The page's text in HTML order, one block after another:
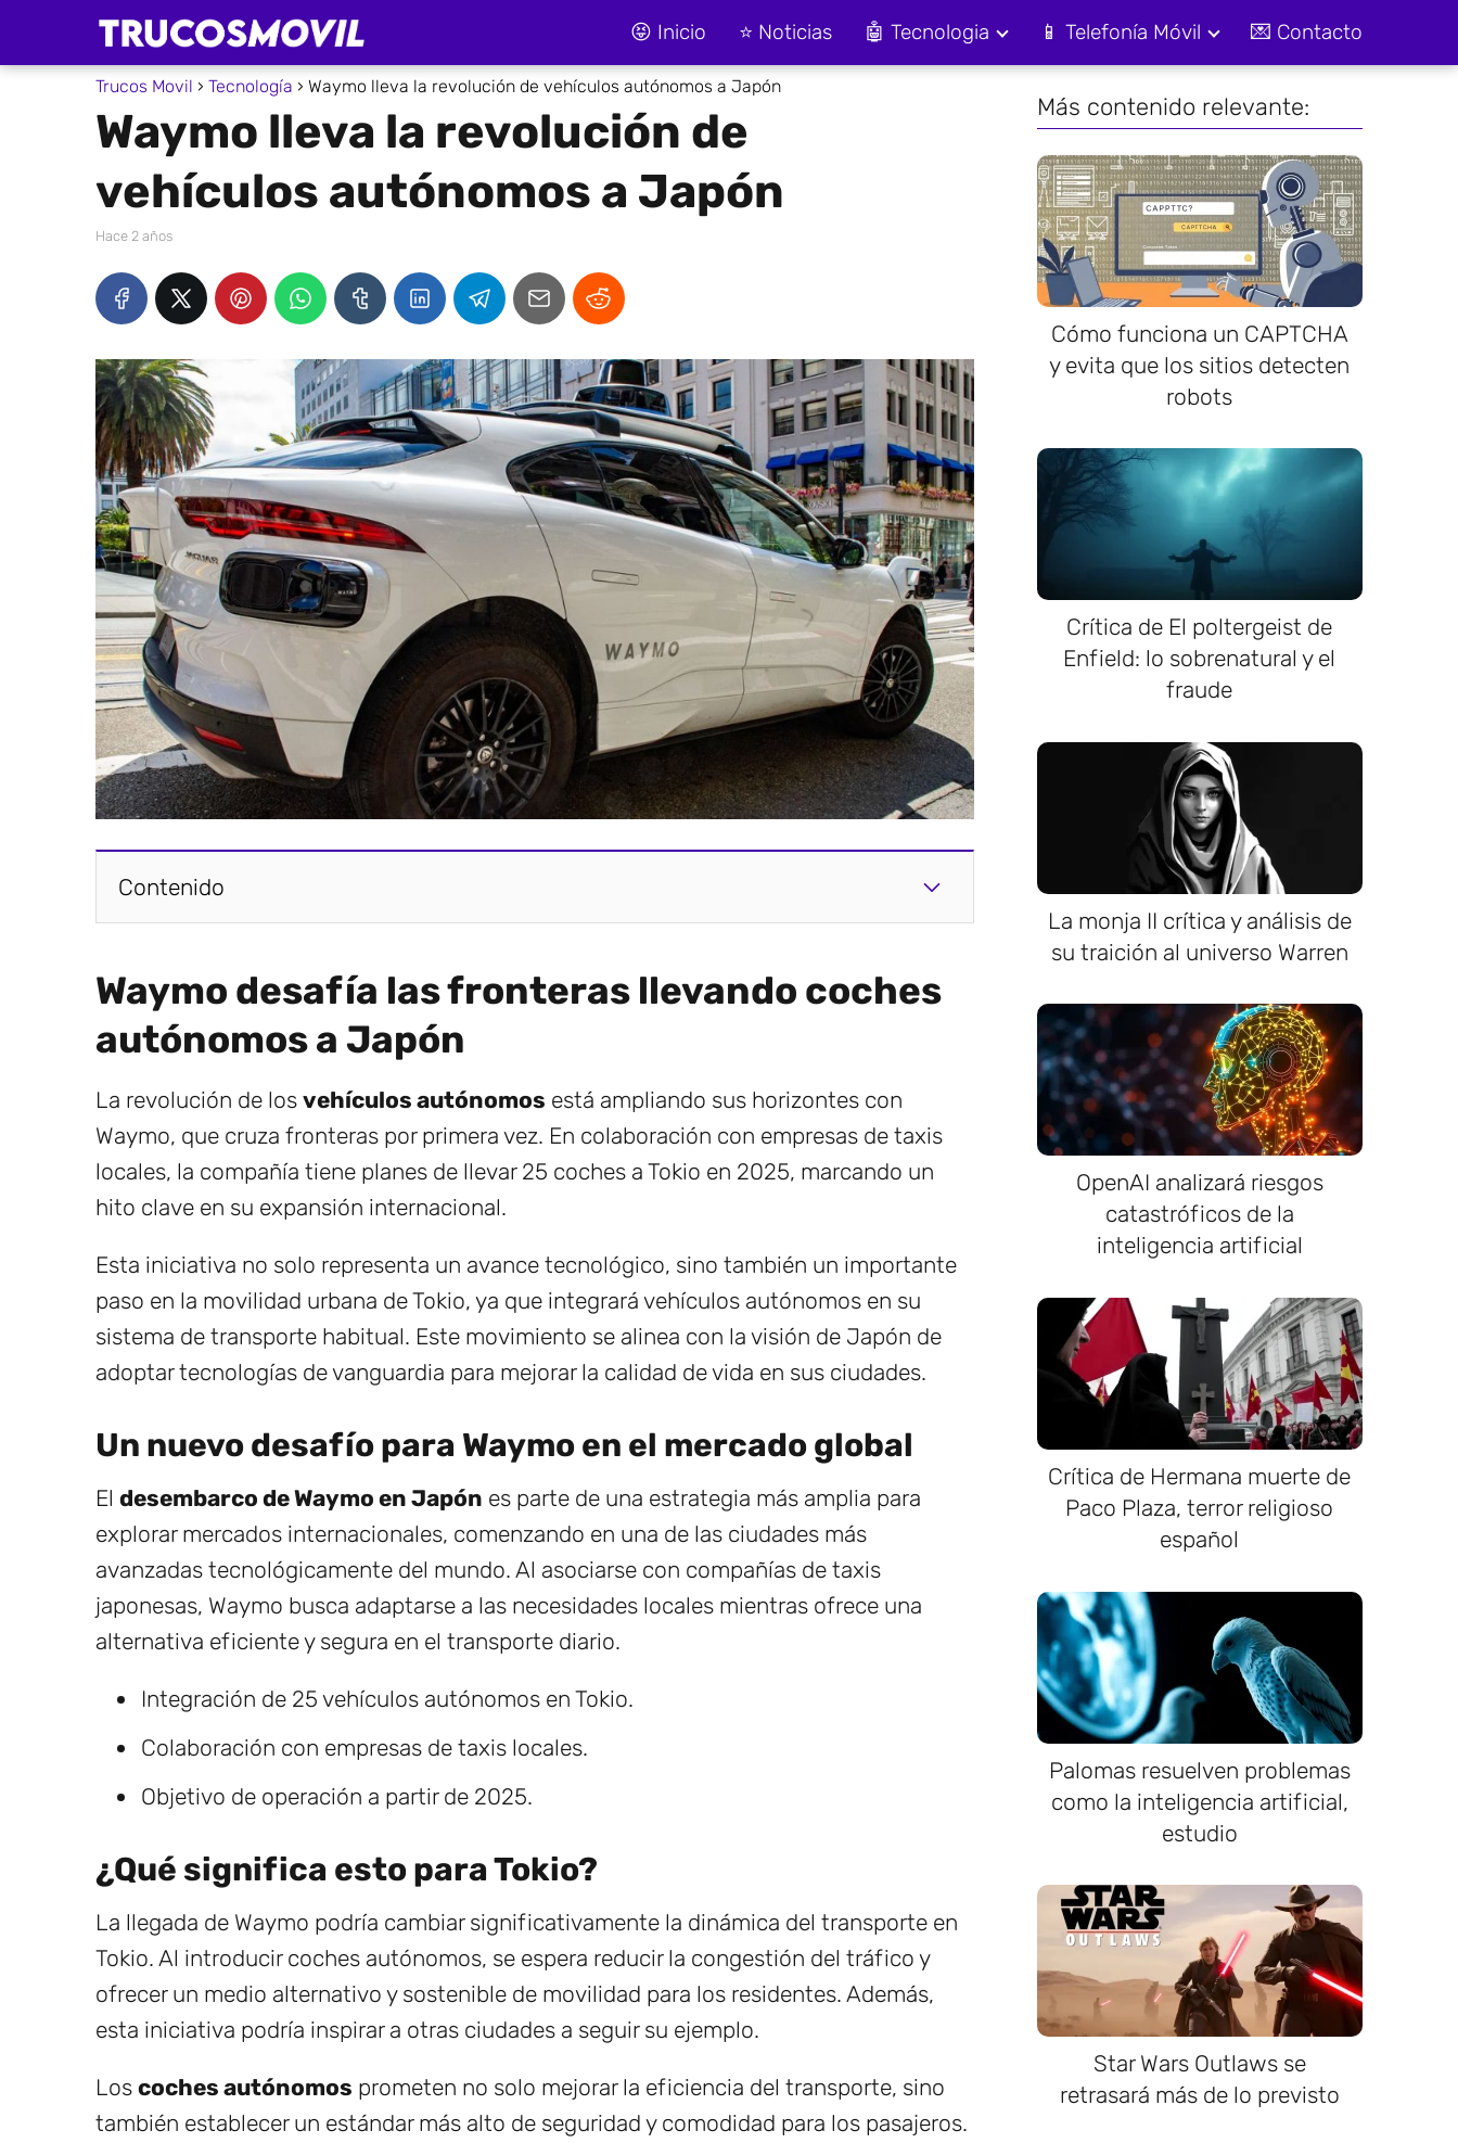
😝 Inicio ⭐ Noticias 🤖 Tecnologia 📱 Telefonía Móvil 💌 Contacto
Trucos Movil Tecnología Waymo lleva la revolución de vehículos autónomos a Japón
Waymo lleva la revolución de
vehículos autónomos a Japón
hace 2 años
Contenido
Waymo desafía las fronteras llevando coches
autónomos a Japón
La revolución de los vehículos autónomos está ampliando sus horizontes con
Waymo, que cruza fronteras por primera vez. En colaboración con empresas de taxis
locales, la compañía tiene planes de llevar 25 coches a Tokio en 2025, marcando un
hito clave en su expansión internacional.
Esta iniciativa no solo representa un avance tecnológico, sino también un importante
paso en la movilidad urbana de Tokio, ya que integrará vehículos autónomos en su
sistema de transporte habitual. Este movimiento se alinea con la visión de Japón de
adoptar tecnologías de vanguardia para mejorar la calidad de vida en sus ciudades.
Un nuevo desafío para Waymo en el mercado global
El desembarco de Waymo en Japón es parte de una estrategia más amplia para
explorar mercados internacionales, comenzando en una de las ciudades más
avanzadas tecnológicamente del mundo. Al asociarse con compañías de taxis
japonesas, Waymo busca adaptarse a las necesidades locales mientras ofrece una
alternativa eficiente y segura en el transporte diario.
Integración de 25 vehículos autónomos en Tokio.
Colaboración con empresas de taxis locales.
Objetivo de operación a partir de 2025.
¿Qué significa esto para Tokio?
La llegada de Waymo podría cambiar significativamente la dinámica del transporte en
Tokio. Al introducir coches autónomos, se espera reducir la congestión del tráfico y
ofrecer un medio alternativo y sostenible de movilidad para los residentes. Además,
esta iniciativa podría inspirar a otras ciudades a seguir su ejemplo.
Los coches autónomos prometen no solo mejorar la eficiencia del transporte, sino
también establecer un estándar más alto de seguridad y comodidad para los pasajeros.
Más contenido relevante:
Cómo funciona un CAPTCHA
y evita que los sitios detecten
robots
Crítica de El poltergeist de
Enfield: lo sobrenatural y el
fraude
La monja II crítica y análisis de
su traición al universo Warren
OpenAI analizará riesgos
catastróficos de la
inteligencia artificial
Crítica de Hermana muerte de
Paco Plaza, terror religioso
español
Palomas resuelven problemas
como la inteligencia artificial,
estudio
Star Wars Outlaws se
retrasará más de lo previsto